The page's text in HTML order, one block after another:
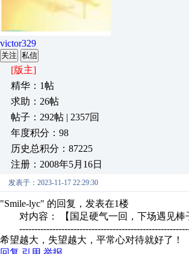
victor329
关注 私信
[版主]
精华：1帖
求助：26帖
帖子：292帖 | 2357回
年度积分：98
历史总积分：87225
注册：2008年5月16日
发表于：2023-11-17 22:29:30
"Smile-lyc" 的回复，发表在1楼
对内容： 【国足硬气一回，下场遇见棒
希望越大，失望越大，平常心对待就好了！